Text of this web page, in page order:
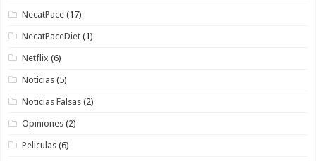
NecatPace (17)
NecatPaceDiet (1)
Netflix (6)
Noticias (5)
Noticias Falsas (2)
Opiniones (2)
Peliculas (6)